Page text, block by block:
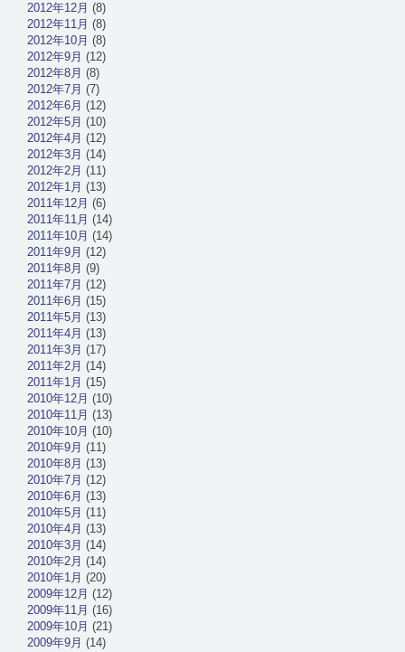
2012年12月 (8)
2012年11月 (8)
2012年10月 (8)
2012年9月 (12)
2012年8月 (8)
2012年7月 (7)
2012年6月 (12)
2012年5月 (10)
2012年4月 (12)
2012年3月 (14)
2012年2月 (11)
2012年1月 (13)
2011年12月 (6)
2011年11月 (14)
2011年10月 (14)
2011年9月 (12)
2011年8月 (9)
2011年7月 (12)
2011年6月 (15)
2011年5月 (13)
2011年4月 (13)
2011年3月 (17)
2011年2月 (14)
2011年1月 (15)
2010年12月 (10)
2010年11月 (13)
2010年10月 (10)
2010年9月 (11)
2010年8月 (13)
2010年7月 (12)
2010年6月 (13)
2010年5月 (11)
2010年4月 (13)
2010年3月 (14)
2010年2月 (14)
2010年1月 (20)
2009年12月 (12)
2009年11月 (16)
2009年10月 (21)
2009年9月 (14)